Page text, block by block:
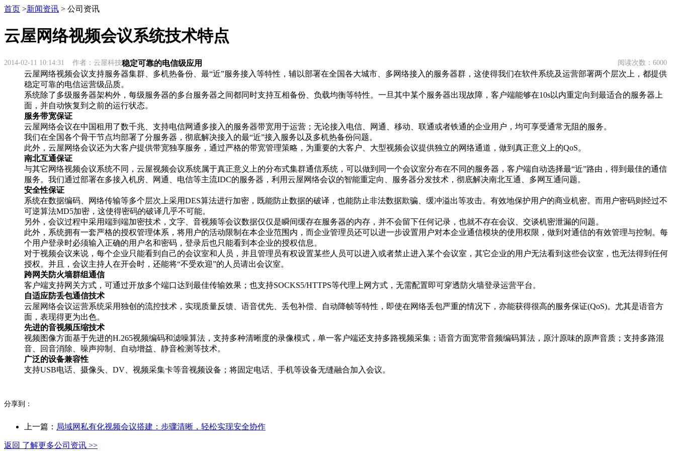
首页 >新闻资讯 > 公司资讯
云屋网络视频会议系统技术特点
2014-02-11 10:14:31 作者：云屋科技 阅读次数：6000
稳定可靠的电信级应用
云屋网络视频会议支持服务器集群、多机热备份、最“近”服务接入等特性，辅以部署在全国各大城市、多网络接入的服务器群，这使得我们在软件系统及运营部署两个层次上，都提供
稳定可靠的电信运营级品质。
系统除了多级服务器架构外，每级服务器的多台服务器之间都同时支持互相备份、负载均衡等特性。一旦其中某个服务器出现故障，客户端能够在10s以内重定向到最适合的服务器上
面，并自动恢复到之前的运行状态。
服务带宽保证
云屋网络会议在中国租用了数千兆、支持电信网通多接入的服务器带宽用于运营；无论接入电信、网通、移动、联通或者铁通的企业用户，均可享受通常无阻的服务。
我们在全国各个骨干节点均部署了分服务器，彻底解决接入的最“近”接入服务以及多机热备份问题。
此外，云屋网络会议还为大客户提供带宽独享服务，通过严格的带宽管理策略，为重要的大客户、大型视频会议提供独立的网络通道，做到真正意义上的QoS。
南北互通保证
与其它网络视频会议系统不同，云屋视频会议系统属于真正意义上的分布式集群通信系统，可以做到同一个会议室分布在不同的服务器，客户端自动选择最“近”路由，得到最佳的通信
服务。我们通过部署在多接入机房、网通、电信等主流IDC的服务器，利用云屋网络会议的智能重定向、服务器分发技术，彻底解决南北互通、多网互通问题。
安全性保证
系统在数据编码、网络传输等多个层次上采用DES算法进行加密，既能防止数据的破译，也能防止非法数据欺骗、缓冲溢出等攻击。有效地保护用户的商业机密。而用户密码则经过不
可逆算法MD5加密，这使得密码的破译几乎不可能。
另外，会议过程中采用端到端加密技术，文字、音视频等会议数据仅仅是瞬间缓存在服务器的内存，并不会留下任何记录，也就不存在会议、交谈机密泄漏的问题。
此外，系统拥有一套严格的授权管理体系，将用户的活动限制在本企业范围内，而企业管理员还可以进一步设置用户对本企业通信模块的使用权限，做到对通信的有效管理与控制。每
个用户登录时必须输入正确的用户名和密码，登录后也只能看到本企业的授权信息。
对于视频会议来说，每个企业只能看到自己的会议室和人员，并且管理员有权设置某些人员可以进入或者禁止进入某个会议室，其它企业的用户无法看到这些会议室，也无法得到任何
授权。并且，会议主持人在开会时，还能将“不受欢迎”的人员请出会议室。
跨网关防火墙群组通信
客户端支持网关方式，可通过开放多个端口达到最佳传输效果；也支持SOCKS5/HTTPS等代理上网方式，无需配置即可穿透防火墙登录运营平台。
自适应防丢包通信技术
云屋网络会议运营系统采用独创的流控技术，实现质量反馈、语音优先、丢包补偿、自动降帧等特性，即使在网络丢包严重的情况下，亦能获得很高的服务保证(QoS)。尤其是语音方
面，表现得更为出色。
先进的音视频压缩技术
视频图像方面基于先进的H.265视频编码和滤噪算法，支持多种清晰度的录像模式，单一客户端还支持多路视频采集；语音方面宽带音频编码算法，原汁原味的原声音质；支持多路混
音、回音消除、噪声抑制、自动增益、静音检测等技术。
广泛的设备兼容性
支持USB电话、摄像头、DV、视频采集卡等音视频设备；将固定电话、手机等设备无缝融合加入会议。
分享到：
上一篇： 局域网私有化视频会议搭建：步骤清晰，轻松实现安全协作
返回 了解更多公司资讯 >>